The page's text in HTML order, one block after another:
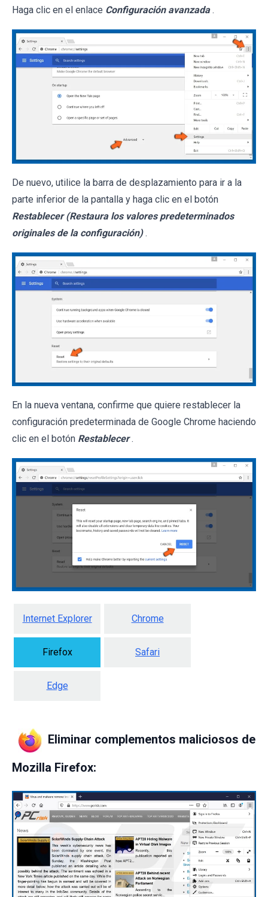
Haga clic en el enlace Configuración avanzada .
De nuevo, utilice la barra de desplazamiento para ir a la
parte inferior de la pantalla y haga clic en el botón
Restablecer (Restaura los valores predeterminados
originales de la configuración) .
En la nueva ventana, confirme que quiere restablecer la
configuración predeterminada de Google Chrome haciendo
clic en el botón Restablecer .
Internet Explorer Chrome
Firefox Safari
Edge
Eliminar complementos maliciosos de
Mozilla Firefox: